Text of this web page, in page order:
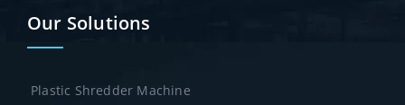
Our Solutions
Plastic Shredder Machine